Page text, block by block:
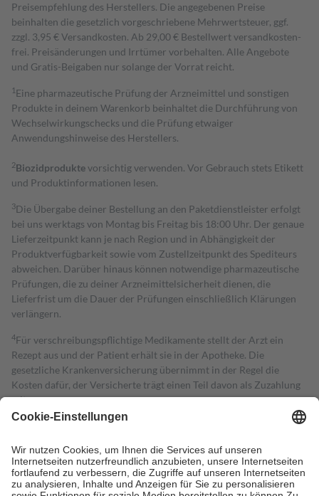
Preisempfehlung des Herstellers. Die angegebenen Preise
beinhalten die gesetzlich vorgeschriebene Mehrwertsteuer, ggf.
zzgl. 3,95 € Versandkosten. Ab 29,00 € Bestell­wert versand­kosten­
frei. Preisänderungen und Irrtümer vorbehalten. Alle Angebote
und Gratis-Beigaben nur solange der Vorrat reicht.
1 Eine pharmazeutische Prüfung der Arzneimittel und sonstigen
Produkte in deinem Warenkorb beinhaltet die Durchführung von
Wechselwirkungschecks und die Prüfung etwaiger
Anwendungshinweise des Herstellers.
2Biozidproduktevorsichtig verwenden. Vor Gebrauch stets Etikett
und Produktinformationen lesen.
3Die Übergabe deiner Bestellung an den Paketdienstleister erfolgt
bei uns werktags von Montag bis Freitag bis 18:00 Uhr. Der genaue
Lieferzeitpunkt kann je nach Region und in Abhängigkeit der
Produktverfügbarkeit sowie vom Zustellzeitpunkt des Spediteurs
abweichen. Darüber hinaus können notwendige pharmazeutische
Prüfungen, die zu deiner Arzneimittelsicherheit dienen, die
Lieferfrist um die Dauer der Prüfungen einschließlich Klärungen
verlängern.
4Für verschreibungspflichtige Medikamente stellt der Arzt ein
Rezept aus und der Patient erhält sie in der Apotheke. Die
gesetzliche Krankenversicherung übernimmt in der Regel die
Kosten dafür, der Versicherte trägt einen Teil davon als Zuzahlung
mit.
Grundsätzlich leisten Mitglieder Zuzahlungen in Höhe von zehn
höchstens zehn Euro.
Es sind jedoch nie mehr als die tatsächlichen
Kosten der Leistung zu entrichten.
Diese Regeln gelten grundsätzlich auch für Online-Apotheken.
Bei Heilmitteln und häuslicher Krankenpflege beträgt die